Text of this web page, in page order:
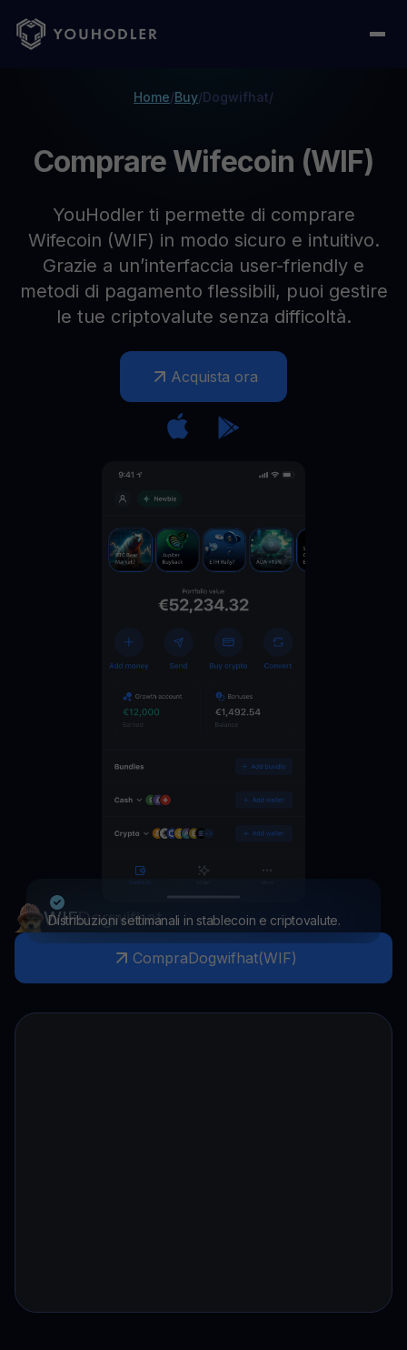
Home/Buy/Dogwifhat/
Comprare Wifecoin (WIF)
YouHodler ti permette di comprare
Wifecoin (WIF) in modo sicuro e intuitivo.
Grazie a un’interfaccia user-friendly e
metodi di pagamento flessibili, puoi gestire
le tue criptovalute senza difficoltà.
Acquista ora
Distribuzioni settimanali in stablecoin e criptovalute.
WIFDogwifhat
CompraDogwifhat(WIF)